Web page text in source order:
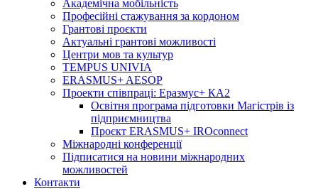
Академічна мобільність
Професійні стажування за кордоном
Грантові проєкти
Актуальні грантові можливості
Центри мов та культур
TEMPUS UNIVIA
ERASMUS+ AESOP
Проекти співпраці: Еразмус+ КА2
Освітня програма підготовки Магістрів із
підприємництва
Проєкт ERASMUS+ IROconnect
Міжнародні конференції
Підписатися на новини міжнародних
можливостей
Контакти